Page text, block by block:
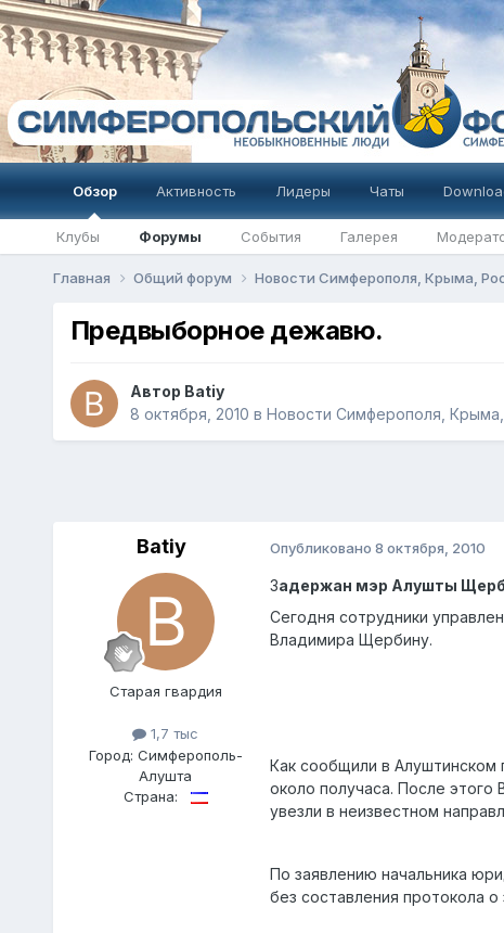
Обзор
Клубы Форумы События Галерея
Активность Лидеры Чаты
Главная Общий форум Новости Симферополя, Крыма,
Предвыборное дежавю.
Автор Batiy
8 октября, 2010 в Новости Симферополя,
Batiy
Старая гвардия
1,7 тыс
Город: Симферополь-
Алушта
Страна:
Опубликовано 8 октября, 2010
Задержан мэр Алушты
Сегодня сотрудники
Владимира Щербину.
Как сообщили в Алуштинском
около получаса. После
увезли в неизвестном
По заявлению начальника
без составления протокола